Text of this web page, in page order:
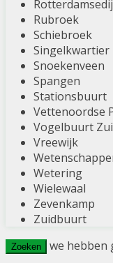
Rubroek
Schiebroek
Singelkwartier
Snoekenveen
Spangen
Stationsbuurt
Vettenoordse
Vogelbuurt
Vreewijk
Wetering
Wielewaal
Zevenkamp
Zuidbuurt
Zoeken we hebben